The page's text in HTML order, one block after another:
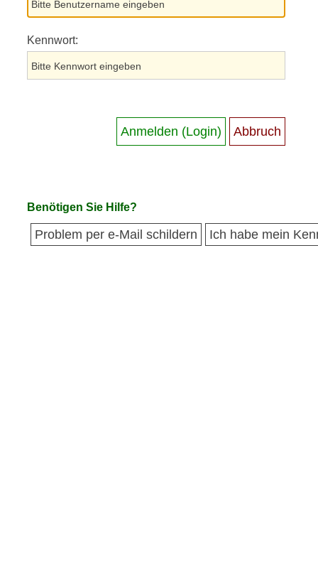
Kennwort:
Benötigen Sie Hilfe?
Problem per e-Mail schildern Ich habe mein